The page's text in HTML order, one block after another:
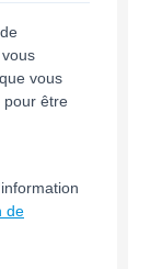
vous
pour être
de